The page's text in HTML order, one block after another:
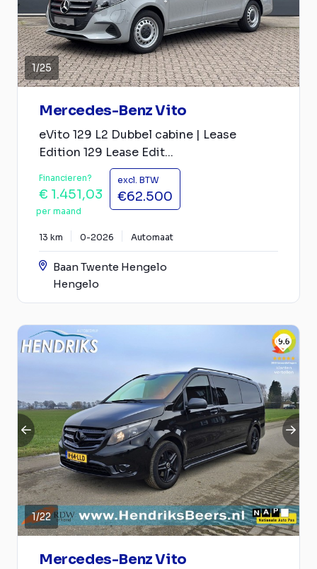
1/25
Mercedes-Benz Vito
eVito 129 L2 Dubbel cabine | Lease
Edition 129 Lease Edit...
Financieren?
€ 1.451,03
per maand
excl. BTW
€62.500
13 km 0-2026 Automaat
Baan Twente Hengelo
Hengelo
1/22
Mercedes-Benz Vito